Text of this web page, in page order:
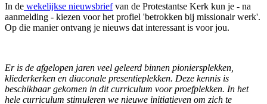
In de wekelijkse nieuwsbriefvan de Protestantse Kerk kun je - na
aanmelding - kiezen voor het profiel 'betrokken bij missionair werk'.
Op die manier ontvang je nieuws dat interessant is voor jou.
Er is de afgelopen jaren veel geleerd binnen pioniersplekken,
kliederkerken en diaconale presentieplekken. Deze kennis is
beschikbaar gekomen in dit curriculum voor proefplekken. In het
hele curriculum stimuleren we nieuwe initiatieven om zich te